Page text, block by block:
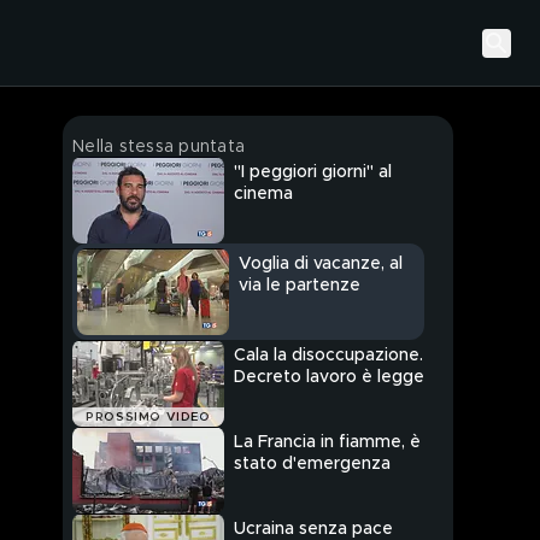
Nella stessa puntata
"I peggiori giorni" al
cinema
Voglia di vacanze, al
via le partenze
PROSSIMO VIDEO
Cala la disoccupazione.
Decreto lavoro è legge
La Francia in fiamme, è
stato d'emergenza
Ucraina senza pace